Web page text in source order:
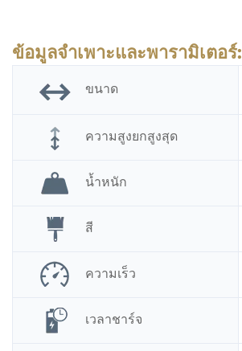
ข้อมูลจำเพาะและพารามิเตอร์:
ขนาด
ความสูงยกสูงสุด
น้ำหนัก
สี
ความเร็ว
เวลาชาร์จ